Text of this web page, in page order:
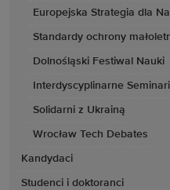
Europejska Strategia dla
Standardy ochrony
Dolnośląski Festiwal Nauki
Interdyscyplinarne
Solidarni z Ukrainą
Wrocław Tech Debates
Kandydaci
Studenci i doktoranci